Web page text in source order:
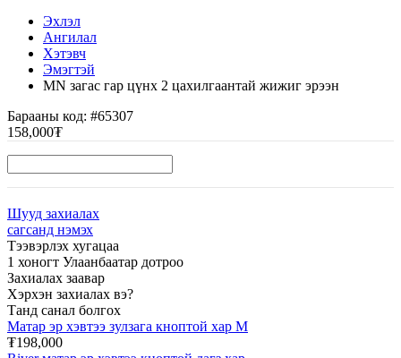
Эхлэл
Ангилал
Хэтэвч
Эмэгтэй
MN загас гар цүнх 2 цахилгаантай жижиг эрээн
Барааны код: #65307
158,000₮
Шууд захиалах
сагсанд нэмэх
Тээвэрлэх хугацаа
1 хоногт Улаанбаатар дотроо
Захиалах заавар
Хэрхэн захиалах вэ?
Танд санал болгох
Матар эр хэвтээ зулзага кноптой хар M
₮198,000